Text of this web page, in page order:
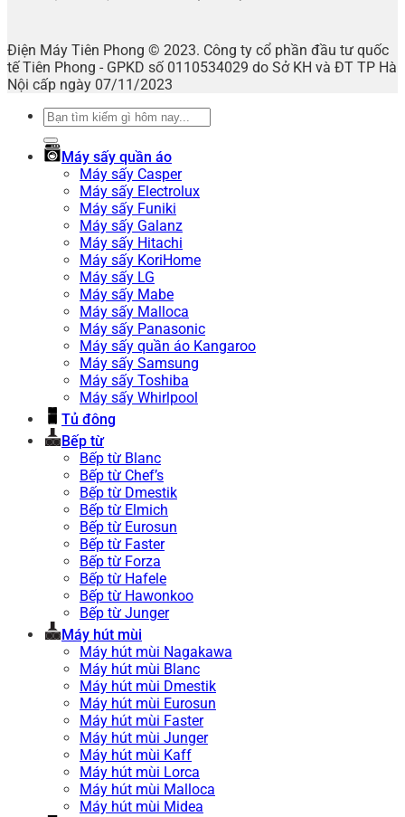
Điện Máy Tiên Phong © 2023. Công ty cổ phần đầu tư quốc
tế Tiên Phong - GPKD số 0110534029 do Sở KH và ĐT TP Hà
Nội cấp ngày 07/11/2023
Tìm
Máy sấy quần áo
Máy sấy Casper
Máy sấy Electrolux
Máy sấy Funiki
Máy sấy Galanz
Máy sấy Hitachi
Máy sấy KoriHome
Máy sấy LG
Máy sấy Mabe
Máy sấy Malloca
Máy sấy Panasonic
Máy sấy quần áo Kangaroo
Máy sấy Samsung
Máy sấy Toshiba
Máy sấy Whirlpool
Tủ đông
Bếp từ
Bếp từ Blanc
Bếp từ Chef’s
Bếp từ Dmestik
Bếp từ Elmich
Bếp từ Eurosun
Bếp từ Faster
Bếp từ Forza
Bếp từ Hafele
Bếp từ Hawonkoo
Bếp từ Junger
Máy hút mùi
Máy hút mùi Nagakawa
Máy hút mùi Blanc
Máy hút mùi Dmestik
Máy hút mùi Eurosun
Máy hút mùi Faster
Máy hút mùi Junger
Máy hút mùi Kaff
Máy hút mùi Lorca
Máy hút mùi Malloca
Máy hút mùi Midea